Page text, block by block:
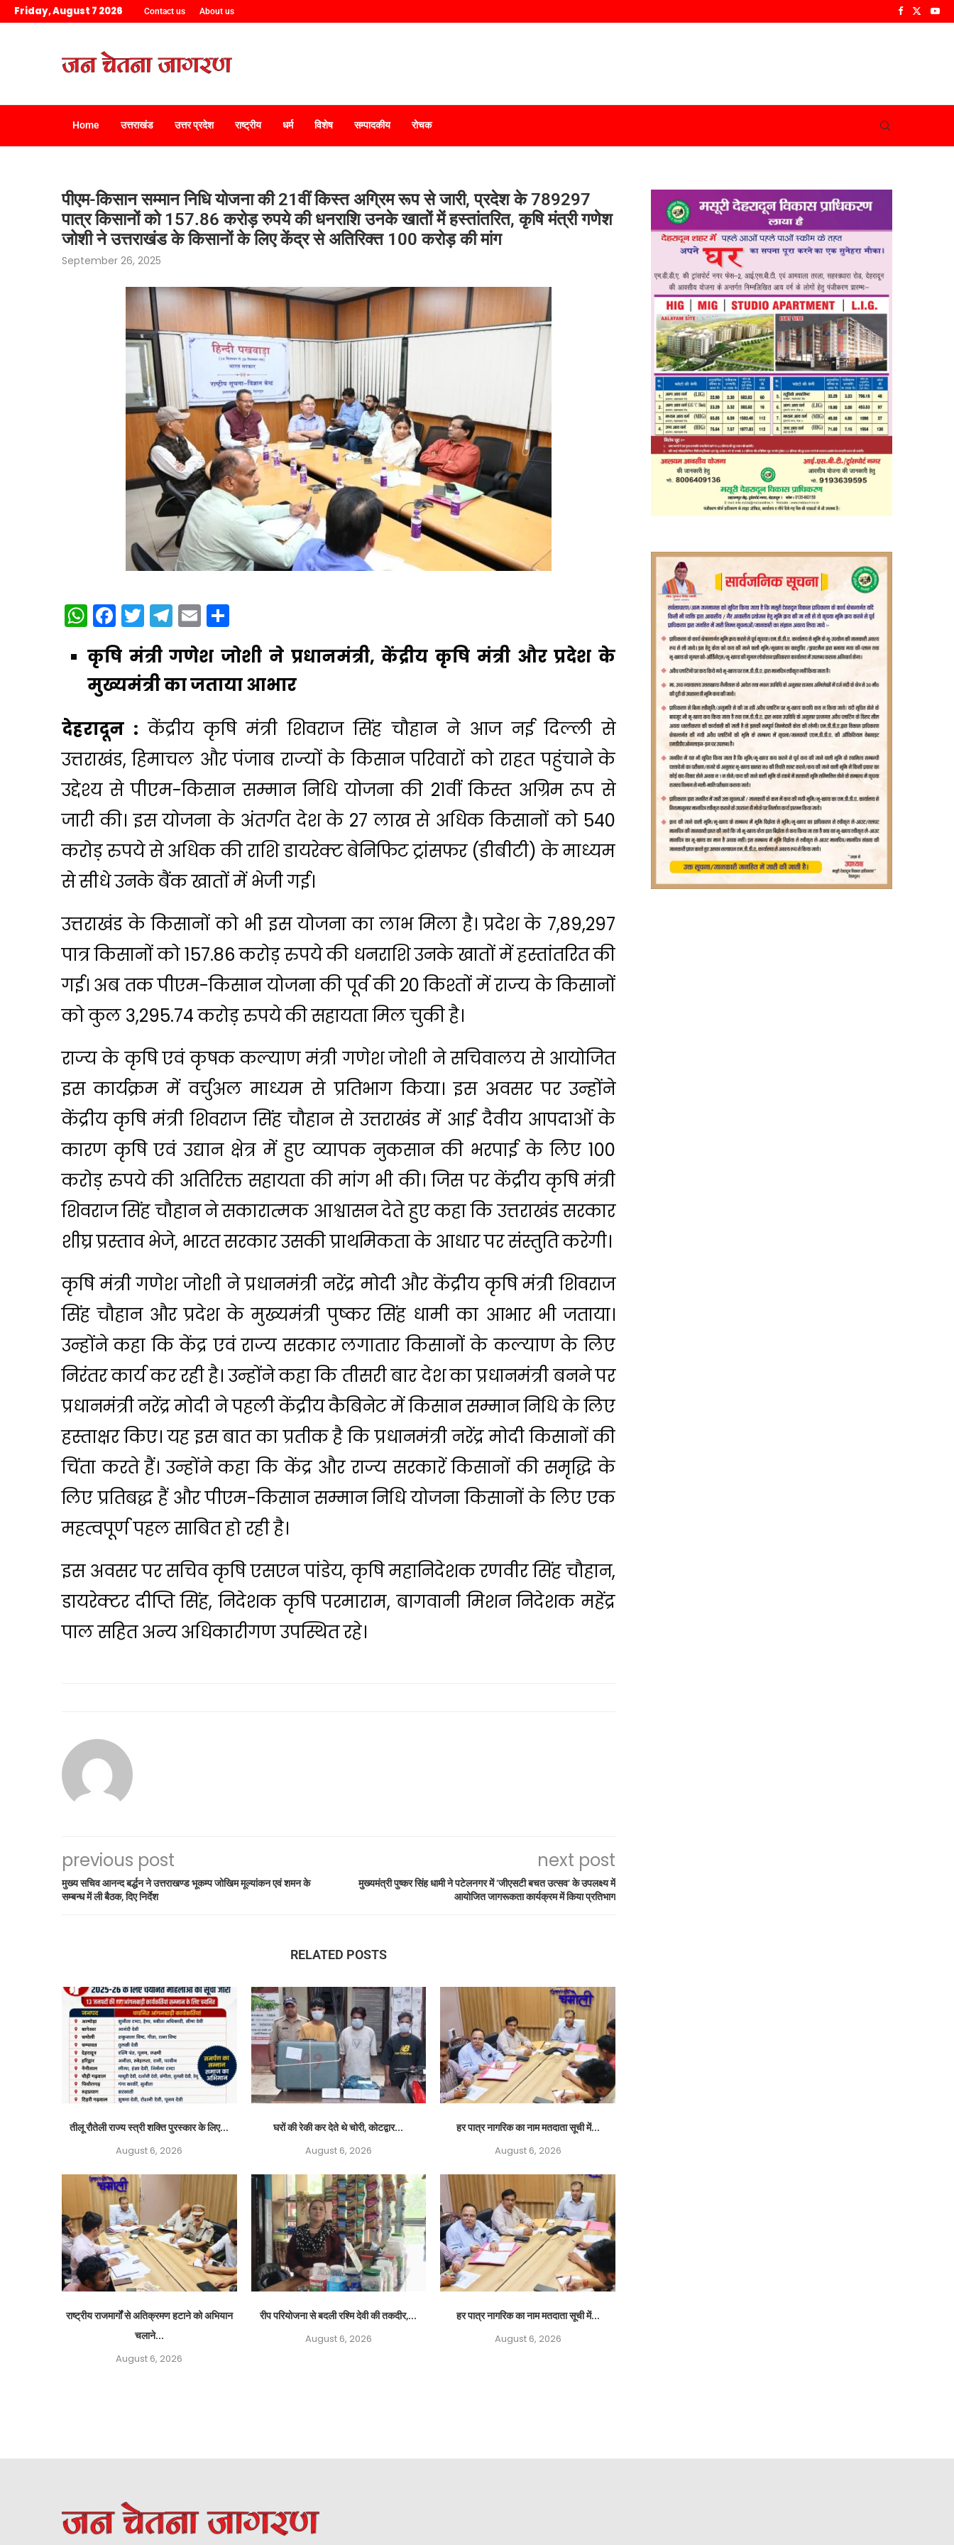
Friday, August 7 2026 Contact us About us
Home उत्तराखंड उत्तर प्रदेश राष्ट्रीय धर्म विशेष सम्पादकीय रोचक
पीएम-किसान सम्मान निधि योजना की 21वीं किस्त अग्रिम रूप से जारी, प्रदेश के 789297
पात्र किसानों को 157.86 करोड़ रुपये की धनराशि उनके खातों में हस्तांतरित, कृषि मंत्री गणेश
जोशी ने उत्तराखंड के किसानों के लिए केंद्र से अतिरिक्त 100 करोड़ की मांग
September 26, 2025
WhatsApp
Facebook
Twitter
Telegram
Email
कृषि मंत्री गणेश जोशी ने प्रधानमंत्री, केंद्रीय कृषि मंत्री और प्रदेश के
मुख्यमंत्री का जताया आभार
देहरादून : केंद्रीय कृषि मंत्री शिवराज सिंह चौहान ने आज नई दिल्ली से
उत्तराखंड, हिमाचल और पंजाब राज्यों के किसान परिवारों को राहत पहुंचाने के
उद्देश्य से पीएम-किसान सम्मान निधि योजना की 21वीं किस्त अग्रिम रूप से
जारी की। इस योजना के अंतर्गत देश के 27 लाख से अधिक किसानों को ₹540
करोड़ रुपये से अधिक की राशि डायरेक्ट बेनिफिट ट्रांसफर (डीबीटी) के माध्यम
से सीधे उनके बैंक खातों में भेजी गई।
उत्तराखंड के किसानों को भी इस योजना का लाभ मिला है। प्रदेश के 7,89,297
पात्र किसानों को ₹157.86 करोड़ रुपये की धनराशि उनके खातों में हस्तांतरित की
गई। अब तक पीएम-किसान योजना की पूर्व की 20 किश्तों में राज्य के किसानों
को कुल ₹3,295.74 करोड़ रुपये की सहायता मिल चुकी है।
राज्य के कृषि एवं कृषक कल्याण मंत्री गणेश जोशी ने सचिवालय से आयोजित
इस कार्यक्रम में वर्चुअल माध्यम से प्रतिभाग किया। इस अवसर पर उन्होंने
केंद्रीय कृषि मंत्री शिवराज सिंह चौहान से उत्तराखंड में आई दैवीय आपदाओं के
कारण कृषि एवं उद्यान क्षेत्र में हुए व्यापक नुकसान की भरपाई के लिए ₹100
करोड़ रुपये की अतिरिक्त सहायता की मांग भी की। जिस पर केंद्रीय कृषि मंत्री
शिवराज सिंह चौहान ने सकारात्मक आश्वासन देते हुए कहा कि उत्तराखंड सरकार
शीघ्र प्रस्ताव भेजे, भारत सरकार उसकी प्राथमिकता के आधार पर संस्तुति करेगी।
कृषि मंत्री गणेश जोशी ने प्रधानमंत्री नरेंद्र मोदी और केंद्रीय कृषि मंत्री शिवराज
सिंह चौहान और प्रदेश के मुख्यमंत्री पुष्कर सिंह धामी का आभार भी जताया।
उन्होंने कहा कि केंद्र एवं राज्य सरकार लगातार किसानों के कल्याण के लिए
निरंतर कार्य कर रही है। उन्होंने कहा कि तीसरी बार देश का प्रधानमंत्री बनने पर
प्रधानमंत्री नरेंद्र मोदी ने पहली केंद्रीय कैबिनेट में किसान सम्मान निधि के लिए
हस्ताक्षर किए। यह इस बात का प्रतीक है कि प्रधानमंत्री नरेंद्र मोदी किसानों की
चिंता करते हैं। उन्होंने कहा कि केंद्र और राज्य सरकारें किसानों की समृद्धि के
लिए प्रतिबद्ध हैं और पीएम-किसान सम्मान निधि योजना किसानों के लिए एक
महत्वपूर्ण पहल साबित हो रही है।
इस अवसर पर सचिव कृषि एसएन पांडेय, कृषि महानिदेशक रणवीर सिंह चौहान,
डायरेक्टर दीप्ति सिंह, निदेशक कृषि परमाराम, बागवानी मिशन निदेशक महेंद्र
पाल सहित अन्य अधिकारीगण उपस्थित रहे।
previous post
मुख्य सचिव आनन्द बर्द्धन ने उत्तराखण्ड भूकम्प जोखिम मूल्यांकन एवं शमन के
सम्बन्ध में ली बैठक, दिए निर्देश
next post
मुख्यमंत्री पुष्कर सिंह धामी ने पटेलनगर में ‘जीएसटी बचत उत्सव‘ के उपलक्ष्य में
आयोजित जागरूकता कार्यक्रम में किया प्रतिभाग
RELATED POSTS
तीलू रौतेली राज्य स्त्री शक्ति पुरस्कार के लिए...
August 6, 2026
घरों की रेकी कर देते थे चोरी, कोटद्वार...
August 6, 2026
हर पात्र नागरिक का नाम मतदाता सूची में...
August 6, 2026
राष्ट्रीय राजमार्गों से अतिक्रमण हटाने को अभियान
चलाने...
August 6, 2026
रीप परियोजना से बदली रश्मि देवी की तकदीर,...
August 6, 2026
हर पात्र नागरिक का नाम मतदाता सूची में...
August 6, 2026